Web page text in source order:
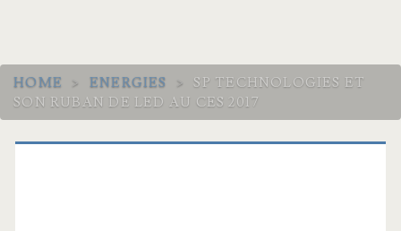
HOME > ENERGIES >
SP TECHNOLOGIES ET
SON RUBAN DE LED AU CES 2017